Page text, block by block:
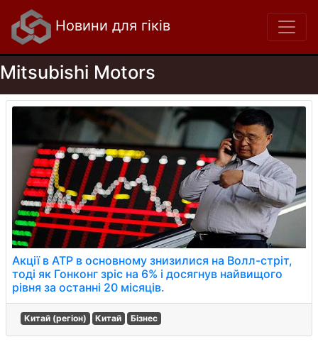
Новини для гіків
Mitsubishi Motors
Акції в АТР в основному знизилися на Волл-стріт,
тоді як Гонконг зріс на 6% і досягнув найвищого
рівня за останні 20 місяців.
Китай (регіон) Китай Бізнес